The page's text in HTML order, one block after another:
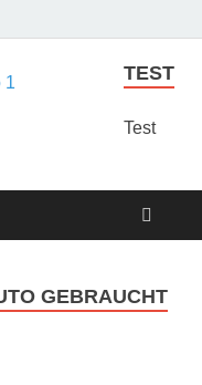
Energie
Trend
Angebote sindt der
TEST
Test
GEBRAUCHT